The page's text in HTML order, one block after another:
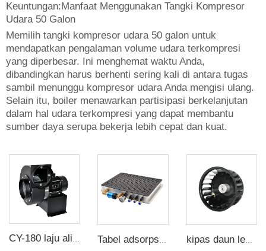
Keuntungan:Manfaat Menggunakan Tangki Kompresor
Udara 50 Galon
Memilih tangki kompresor udara 50 galon untuk
mendapatkan pengalaman volume udara terkompresi
yang diperbesar. Ini menghemat waktu Anda,
dibandingkan harus berhenti sering kali di antara tugas
sambil menunggu kompresor udara Anda mengisi ulang.
Selain itu, boiler menawarkan partisipasi berkelanjutan
dalam hal udara terkompresi yang dapat membantu
sumber daya serupa bekerja lebih cepat dan kuat.
CY-180 laju aliran kuat kipas industri Suara rendah aliran besar kipas sentrifugal Tabel adsorpsi vakum tekanan tinggi tanpa suara multi-titik untuk mesin frais CNC kipas daun lembaran galvanis ukuran 3 inci untuk kipas angin poros panjang motor multi - sayap kipas sentrifugal roda kipas daun